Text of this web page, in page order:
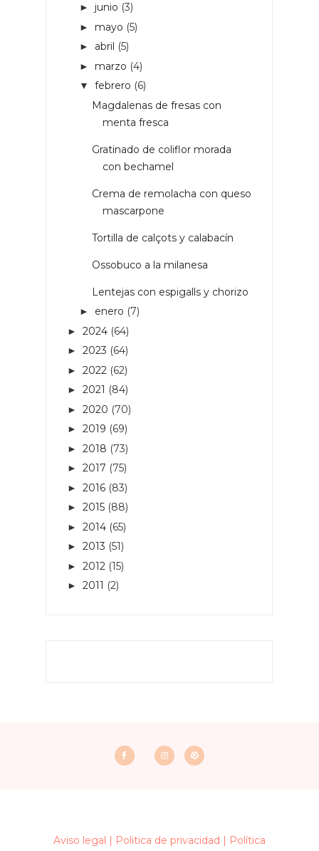
► junio (3)
► mayo (5)
► abril (5)
► marzo (4)
▼ febrero (6)
Magdalenas de fresas con
menta fresca
Gratinado de coliflor morada
con bechamel
Crema de remolacha con queso
mascarpone
Tortilla de calçots y calabacín
Ossobuco a la milanesa
Lentejas con espigalls y chorizo
► enero (7)
► 2024 (64)
► 2023 (64)
► 2022 (62)
► 2021 (84)
► 2020 (70)
► 2019 (69)
► 2018 (73)
► 2017 (75)
► 2016 (83)
► 2015 (88)
► 2014 (65)
► 2013 (51)
► 2012 (15)
► 2011 (2)
Aviso legal | Politica de privacidad | Política